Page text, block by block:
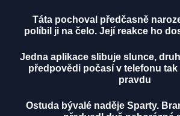
Táta pochoval předčasně
políbil ji na čelo. Její reakce ho
Jedna aplikace slibuje slunce,
předpovědi počasí v telefonu tak
pravdu
Ostuda bývalé naděje Sparty.